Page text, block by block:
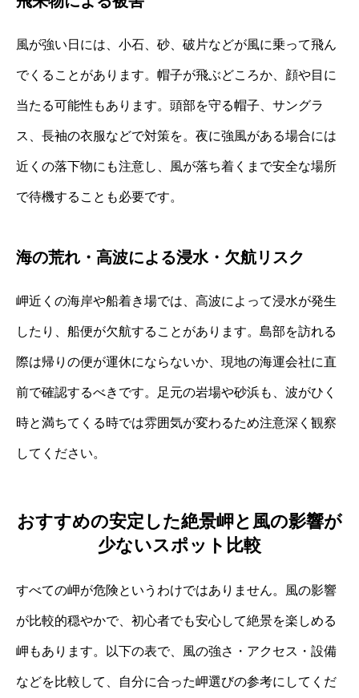
風が強い日には、小石、砂、破片などが風に乗って飛ん
でくることがあります。帽子が飛ぶどころか、顔や目に
当たる可能性もあります。頭部を守る帽子、サングラ
ス、長袖の衣服などで対策を。夜に強風がある場合には
近くの落下物にも注意し、風が落ち着くまで安全な場所
で待機することも必要です。
海の荒れ・高波による浸水・欠航リスク
岬近くの海岸や船着き場では、高波によって浸水が発生
したり、船便が欠航することがあります。島部を訪れる
際は帰りの便が運休にならないか、現地の海運会社に直
前で確認するべきです。足元の岩場や砂浜も、波がひく
時と満ちてくる時では雰囲気が変わるため注意深く観察
してください。
おすすめの安定した絶景岬と風の影響が
少ないスポット比較
すべての岬が危険というわけではありません。風の影響
が比較的穏やかで、初心者でも安心して絶景を楽しめる
岬もあります。以下の表で、風の強さ・アクセス・設備
などを比較して、自分に合った岬選びの参考にしてくだ